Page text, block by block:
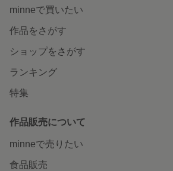
minneで買いたい
作品をさがす
ショップをさがす
ランキング
特集
作品販売について
minneで売りたい
食品販売